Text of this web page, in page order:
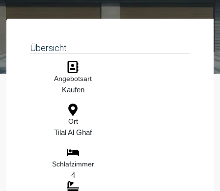
Übersicht
Angebotsart
Kaufen
Ort
Tilal Al Ghaf
Schlafzimmer
4